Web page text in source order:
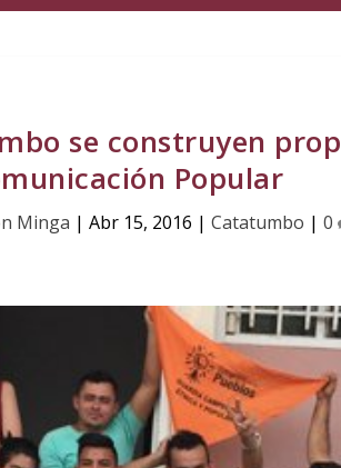
se construyen
Popular
Minga |Abr 15, 2016 |Catatumbo |0